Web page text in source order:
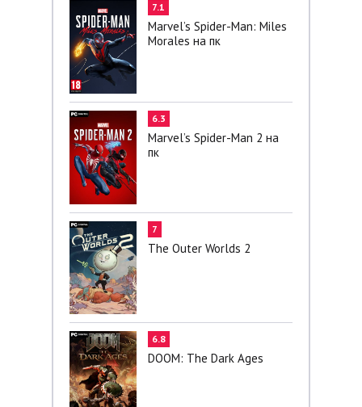
7.1
Marvel’s Spider-Man: Miles
Morales на пк
6.3
Marvel’s Spider-Man 2 на
пк
7
The Outer Worlds 2
6.8
DOOM: The Dark Ages